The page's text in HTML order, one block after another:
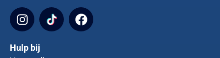
Hulp bij